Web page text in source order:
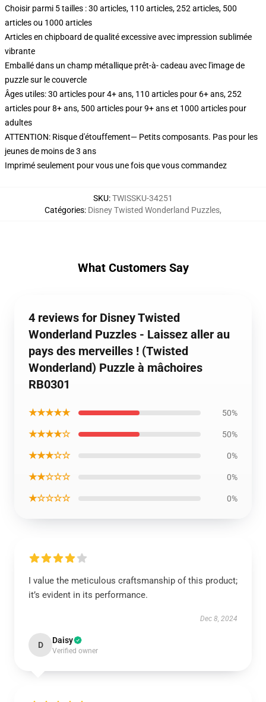
Choisir parmi 5 tailles : 30 articles, 110 articles, 252 articles, 500
articles ou 1000 articles
Articles en chipboard de qualité excessive avec impression sublimée
vibrante
Emballé dans un champ métallique prêt-à- cadeau avec l'image de
puzzle sur le couvercle
Âges utiles: 30 articles pour 4+ ans, 110 articles pour 6+ ans, 252
articles pour 8+ ans, 500 articles pour 9+ ans et 1000 articles pour
adultes
ATTENTION: Risque d'étouffement— Petits composants. Pas pour les
jeunes de moins de 3 ans
Imprimé seulement pour vous une fois que vous commandez
SKU:TWISSKU-34251
Catégories: Disney Twisted Wonderland Puzzles,
What Customers Say
4 reviews for Disney Twisted
Wonderland Puzzles - Laissez aller au
pays des merveilles ! (Twisted
Wonderland) Puzzle à mâchoires
RB0301
★★★★★ 50%
★★★★☆ 50%
★★★☆☆ 0%
★★☆☆☆ 0%
★☆☆☆☆ 0%
I value the meticulous craftsmanship of this product;
it’s evident in its performance.
Dec 8, 2024
D Daisy
Verified owner